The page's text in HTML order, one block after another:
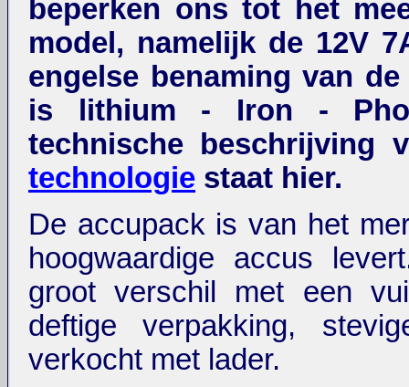
beperken ons tot het
model, namelijk de 12V
engelse benaming van
is lithium - Iron -
technische beschrijving
technologie staat hier.
De accupack is van het
hoogwaardige accus
groot verschil met een
deftige verpakking,
verkocht met lader.